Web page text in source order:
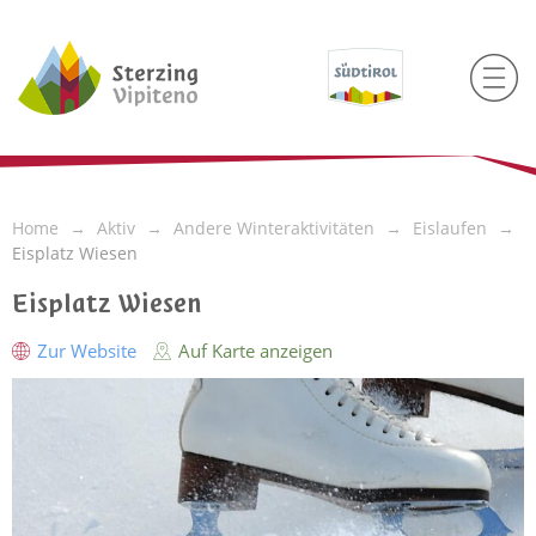
Home Aktiv Andere Winteraktivitäten
Eislaufen
Eisplatz Wiesen
Eisplatz Wiesen
Zur Website Auf Karte anzeigen